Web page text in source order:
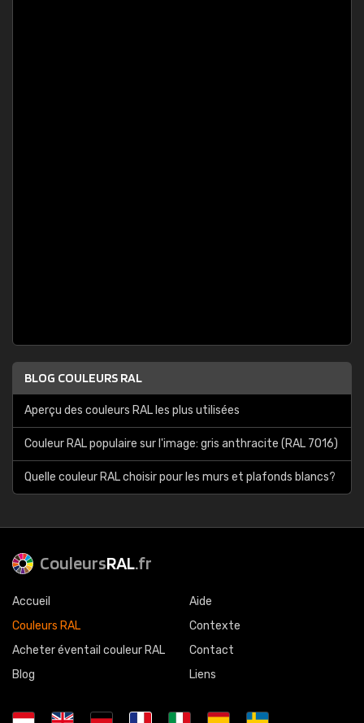
BLOG COULEURS RAL
Aperçu des couleurs RAL les plus utilisées
Couleur RAL populaire sur l'image: gris anthracite (RAL 7016)
Quelle couleur RAL choisir pour les murs et plafonds blancs?
CouleursRAL.fr
Accueil
Couleurs RAL
Acheter éventail couleur RAL
Blog
Aide
Contexte
Contact
Liens